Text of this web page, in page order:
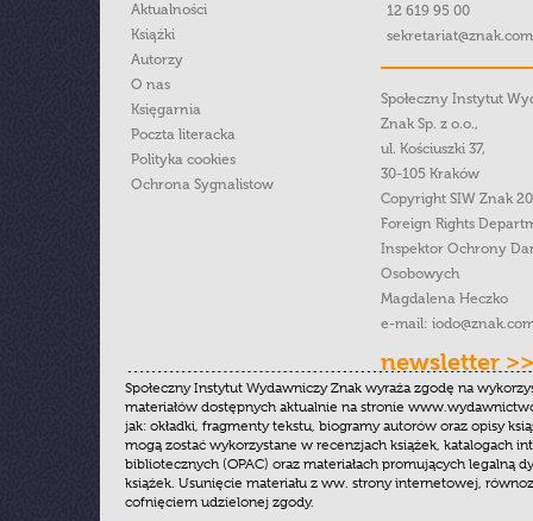
Aktualności
Książki
Autorzy
O nas
Księgarnia
Poczta literacka
Polityka cookies
Ochrona Sygnalistow
12 619 95 00
Społeczny Instytut
Znak Sp. z o.o.,
ul. Kościuszki 37,
30-105 Kraków
Copyright SIW Znak
Foreign Rights
Inspektor Ochrony
Osobowych
Magdalena Heczko
e-mail:
newsletter >>
Społeczny Instytut Wydawniczy Znak wyraża zgodę na
materiałów dostępnych aktualnie na stronie
jak: okładki, fragmenty tekstu, biogramy autorów oraz opisy
mogą zostać wykorzystane w recenzjach książek, katalogach
bibliotecznych (OPAC) oraz materiałach promujących legalną
książek. Usunięcie materiału z ww. strony internetowej,
cofnięciem udzielonej zgody.